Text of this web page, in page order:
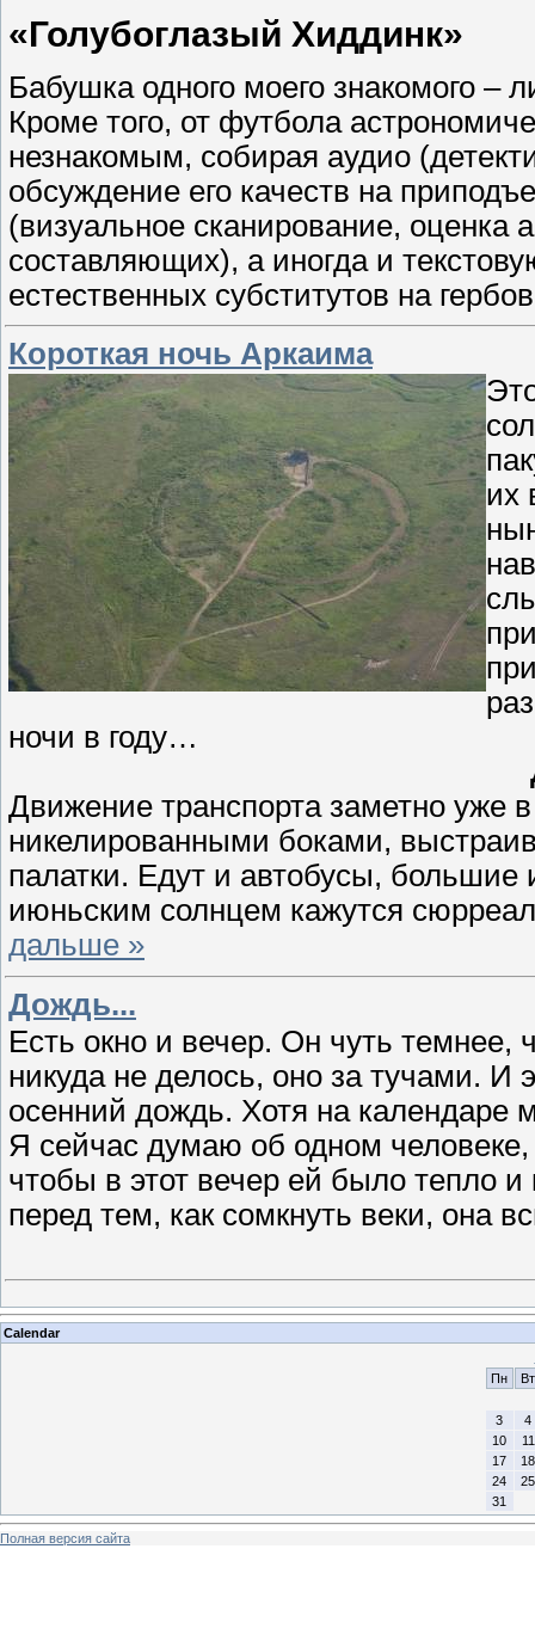
«Голубоглазый Хиддинк»
Бабушка одного моего знакомого –
Кроме того, от футбола
незнакомым, собирая аудио
обсуждение его качеств на
(визуальное сканирование, оценка
составляющих), а иногда и
естественных субститутов на
Короткая ночь Аркаима
их
ночи в году…
Движение транспорта заметно уже
никелированными боками,
палатки. Едут и автобусы,
июньским солнцем кажутся
дальше »
Дождь...
Есть окно и вечер. Он чуть
никуда не делось, оно за тучами. И
осенний дождь. Хотя на календаре
Я сейчас думаю об одном
чтобы в этот вечер ей было тепло
перед тем, как сомкнуть веки, она
Calendar
Пн
Вт
3
4
10
11
17
18
24
25
31
Полная версия сайта